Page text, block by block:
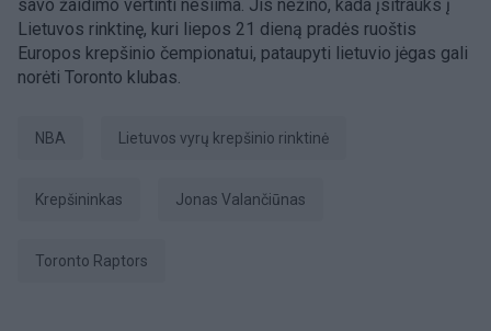
savo žaidimo vertinti nesiima. Jis nežino, kada įsitrauks į
Lietuvos rinktinę, kuri liepos 21 dieną pradės ruoštis
Europos krepšinio čempionatui, pataupyti lietuvio jėgas gali
norėti Toronto klubas.
NBA Lietuvos vyrų krepšinio rinktinė
krepšininkas Jonas Valančiūnas
Toronto Raptors